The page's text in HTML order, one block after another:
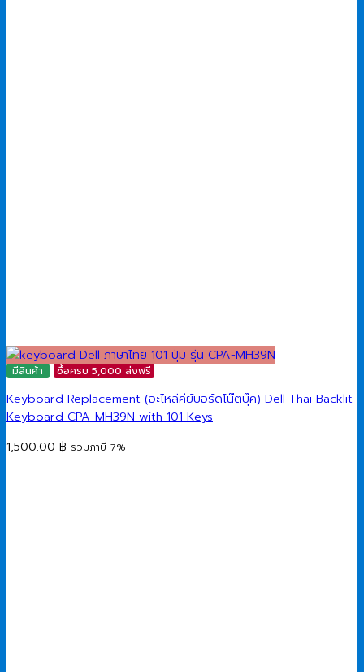
มีสินค้า ซื้อครบ 5,000 ส่งฟรี
Keyboard Replacement (อะไหล่คีย์บอร์ดโน๊ตบุ๊ค) Dell Thai Backlit
Keyboard CPA-MH39N with 101 Keys
1,500.00 ฿ รวมภาษี 7%